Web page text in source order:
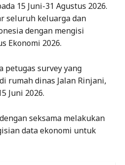
15 Juni-31 Agustus 2026.
seluruh keluarga dan
dengan mengisi
Ekonomi 2026.
petugas survey yang
rumah dinas Jalan Rinjani,
Juni 2026.
seksama melakukan
data ekonomi untuk